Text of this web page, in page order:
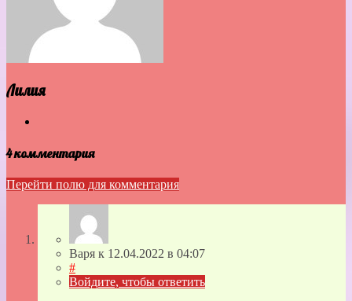
Лилия
4 комментария
Перейти полю для комментария
Варя к 12.04.2022 в 04:07
#
Войдите, чтобы ответить